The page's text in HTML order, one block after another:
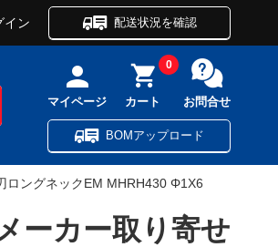
イン 配送状況を確認
マイページ カート
0
お問合せ
BOMアップロード
ロングネックEM MHRH430 Φ1X6
ーカー取り寄せ